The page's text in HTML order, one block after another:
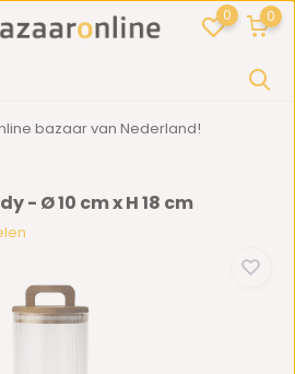
0 0
bazaar van Nederland!
- Ø 10 cm x H 18 cm